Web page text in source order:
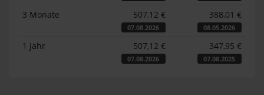
3 Monate 507,12 €
07.08.2026
388,01 €
08.05.2026
1 Jahr 507,12 €
07.08.2026
347,95 €
07.08.2025